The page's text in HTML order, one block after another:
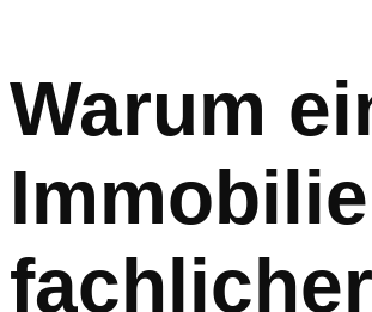
Warum
fachlicher